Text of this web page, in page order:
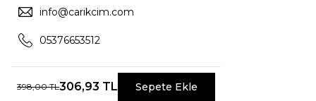
398,00TL306,93 TL Sepete Ekle
info@carikcim.com
05376653512